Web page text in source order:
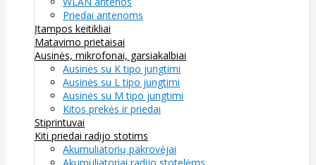
Priedai antenoms
Įtampos keitikliai
Matavimo prietaisai
Ausinės, mikrofonai, garsiakalbiai
Ausinės su K tipo jungtimi
Ausinės su L tipo jungtimi
Ausinės su M tipo jungtimi
Kitos prekės ir priedai
Stiprintuvai
Kiti priedai radijo stotims
Akumuliatorių pakrovėjai
Akumuliatoriai radijo stotelėms